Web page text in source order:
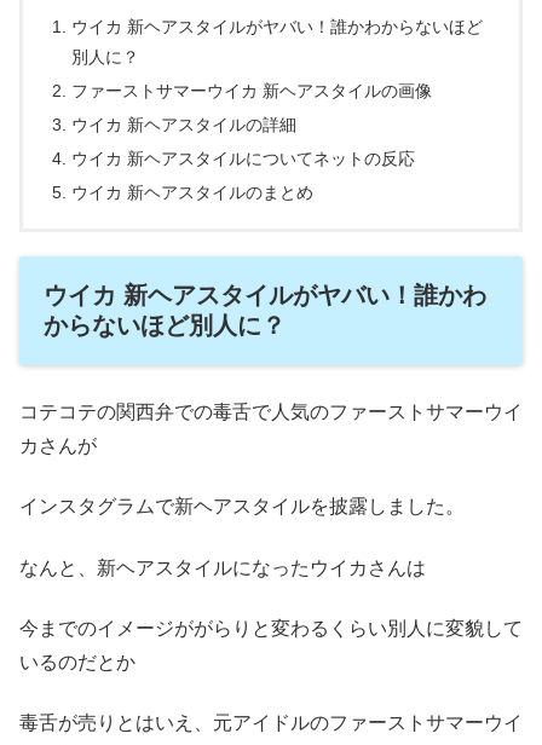
ウイカ 新ヘアスタイルがヤバい！誰かわからないほど
別人に？
ファーストサマーウイカ 新ヘアスタイルの画像
ウイカ 新ヘアスタイルの詳細
ウイカ 新ヘアスタイルについてネットの反応
ウイカ 新ヘアスタイルのまとめ
ウイカ 新ヘアスタイルがヤバい！誰かわ
からないほど別人に？
コテコテの関西弁での毒舌で人気のファーストサマーウイ
カさんが
インスタグラムで新ヘアスタイルを披露しました。
なんと、新ヘアスタイルになったウイカさんは
今までのイメージががらりと変わるくらい別人に変貌して
いるのだとか
毒舌が売りとはいえ、元アイドルのファーストサマーウイ